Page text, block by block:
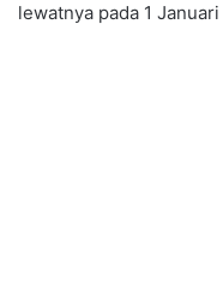
lewatnya pada 1